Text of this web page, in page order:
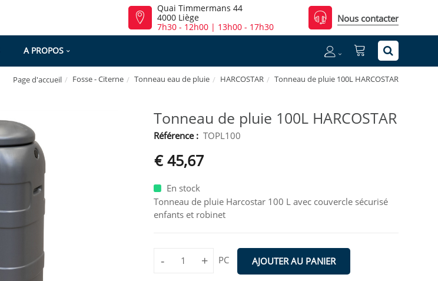
Quai Timmermans 44
4000 Liège
7h30 - 12h00 | 13h00 - 17h30
Nous contacter
A PROPOS
Page d'accueil Fosse - Citerne Tonneau eau de pluie HARCOSTAR Tonneau de pluie 100L HARCOSTAR
Tonneau de pluie 100L HARCOSTAR
Référence : TOPL100
€ 45,67
En stock
Tonneau de pluie Harcostar 100 L avec couvercle sécurisé
enfants et robinet
- + PC AJOUTER AU PANIER